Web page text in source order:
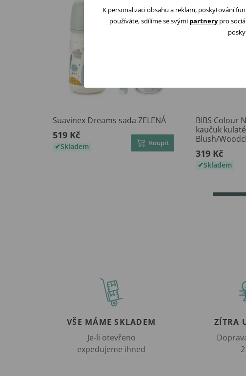
Suavinex Dreams sada ZELENÁ
519 Kč
Skladem Koupit
BIBS Colour
kaučuk
Blush/
319 Kč
Skladem
VŠE MÁME SKLADEM
Je-li otevřeno
expedujeme ihned
ZÍTRA
K personalizaci obsahu a reklam, poskytování
používáte, sdílíme se svými partnerypro